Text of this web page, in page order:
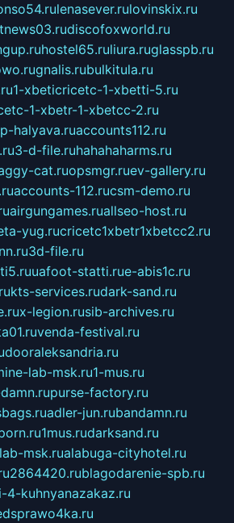
lenasever.rulovinskix.ru
discofoxworld.ru
hostel65.ruliura.ruglasspb.ru
gnalis.rubulkitula.ru
1-xbeticricetc-1-xbetti-5.ru
1-xbetr-1-xbetcc-2.ru
halyava.ruaccounts112.ru
3-d-file.ruhahahaharms.ru
cat.ruopsmgr.ruev-gallery.ru
accounts-112.rucsm-demo.ru
airgungames.ruallseo-host.ru
yug.rucricetc1xbetr1xbetcc2.ru
3d-file.ru
uafoot-statti.rue-abis1c.ru
kts-services.rudark-sand.ru
x-legion.rusib-archives.ru
venda-festival.ru
dooraleksandria.ru
lab-msk.ru1-mus.ru
purse-factory.ru
adler-jun.rubandamn.ru
1mus.rudarksand.ru
msk.rualabuga-cityhotel.ru
2864420.rublagodarenie-spb.ru
4-kuhnyanazakaz.ru